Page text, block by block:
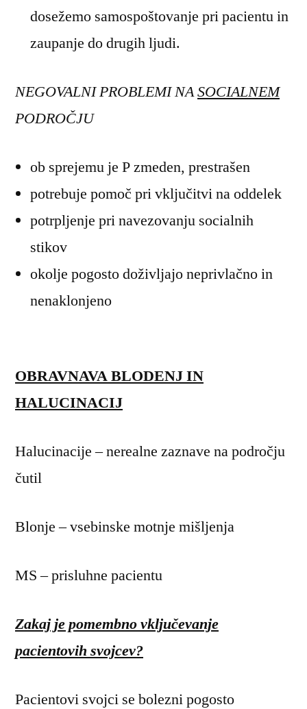
dosežemo samospoštovanje pri pacientu in
zaupanje do drugih ljudi.
NEGOVALNI PROBLEMI NASOCIALNEM
PODROČJU
ob sprejemu je P zmeden, prestrašen
potrebuje pomoč pri vključitvi na oddelek
potrpljenje pri navezovanju socialnih
stikov
okolje pogosto doživljajo neprivlačno in
nenaklonjeno
OBRAVNAVA BLODENJ IN
HALUCINACIJ
Halucinacije – nerealne zaznave na področju
čutil
Blonje – vsebinske motnje mišljenja
MS – prisluhne pacientu
Zakaj je pomembno vključevanje
pacientovih svojcev?
Pacientovi svojci se bolezni pogosto